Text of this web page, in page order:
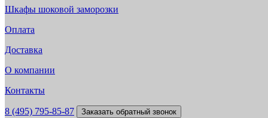
Шкафы шоковой заморозки
Оплата
Доставка
О компании
Контакты
8 (495) 795-85-87 Заказать обратный звонок